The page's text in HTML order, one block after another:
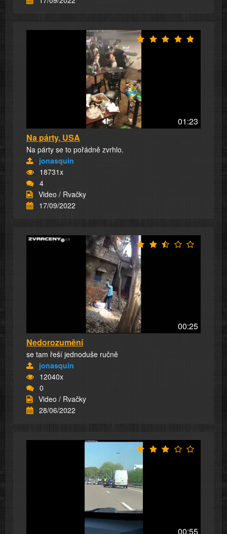
01:23
Na párty, USA
Na párty se to pořádně zvrhlo.
jonasquin
18731x
4
Video / Rvačky
17/09/2022
00:25
Nedorozumění
se tam řeší jednoduše ručně
jonasquin
12040x
0
Video / Rvačky
28/06/2022
00:55